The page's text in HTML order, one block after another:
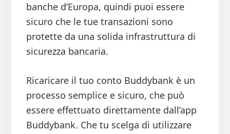
banche d’Europa, quindi puoi essere
sicuro che le tue transazioni sono
protette da una solida infrastruttura di
sicurezza bancaria.
Ricaricare il tuo conto Buddybank è un
processo semplice e sicuro, che può
essere effettuato direttamente dall’app
Buddybank. Che tu scelga di utilizzare